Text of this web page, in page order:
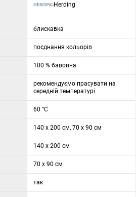
Herding
блискавка
поєднання кольорів
100 % бавовна
рекомендуємо прасувати на
середній температурі
60 °C
140 x 200 см, 70 x 90 см
140 x 200 см
70 x 90 см
так